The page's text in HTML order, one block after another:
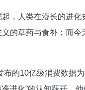
，人类在漫长的进
的草药与食补；而
布的10亿级消费数据